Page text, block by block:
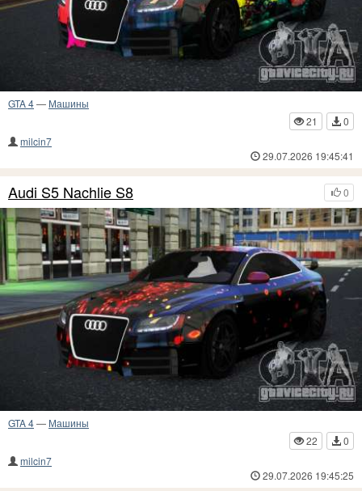
GTA 4— Машины
21
0
milcin7
29.07.2026 19:45:41
0
Audi S5 Nachlie S8
GTA 4— Машины
22
0
milcin7
29.07.2026 19:45:25